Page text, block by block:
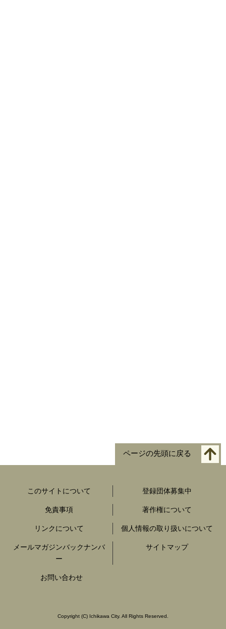
ページの先頭に戻る
このサイトについて 登録団体募集中
免責事項 著作権について
リンクについて 個人情報の取り扱いについて
メールマガジンバックナンバ
ー
サイトマップ
お問い合わせ
Copyright (C) Ichikawa City. All Rights Reserved.